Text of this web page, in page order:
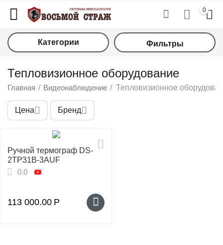
0
Категории Фильтры
Тепловизионное оборудование
Главная / Видеонаблюдение / Тепловизионное
Цена Бренд
Ручной термограф DS-
2TP31B-3AUF
0.0
113 000.00 Р